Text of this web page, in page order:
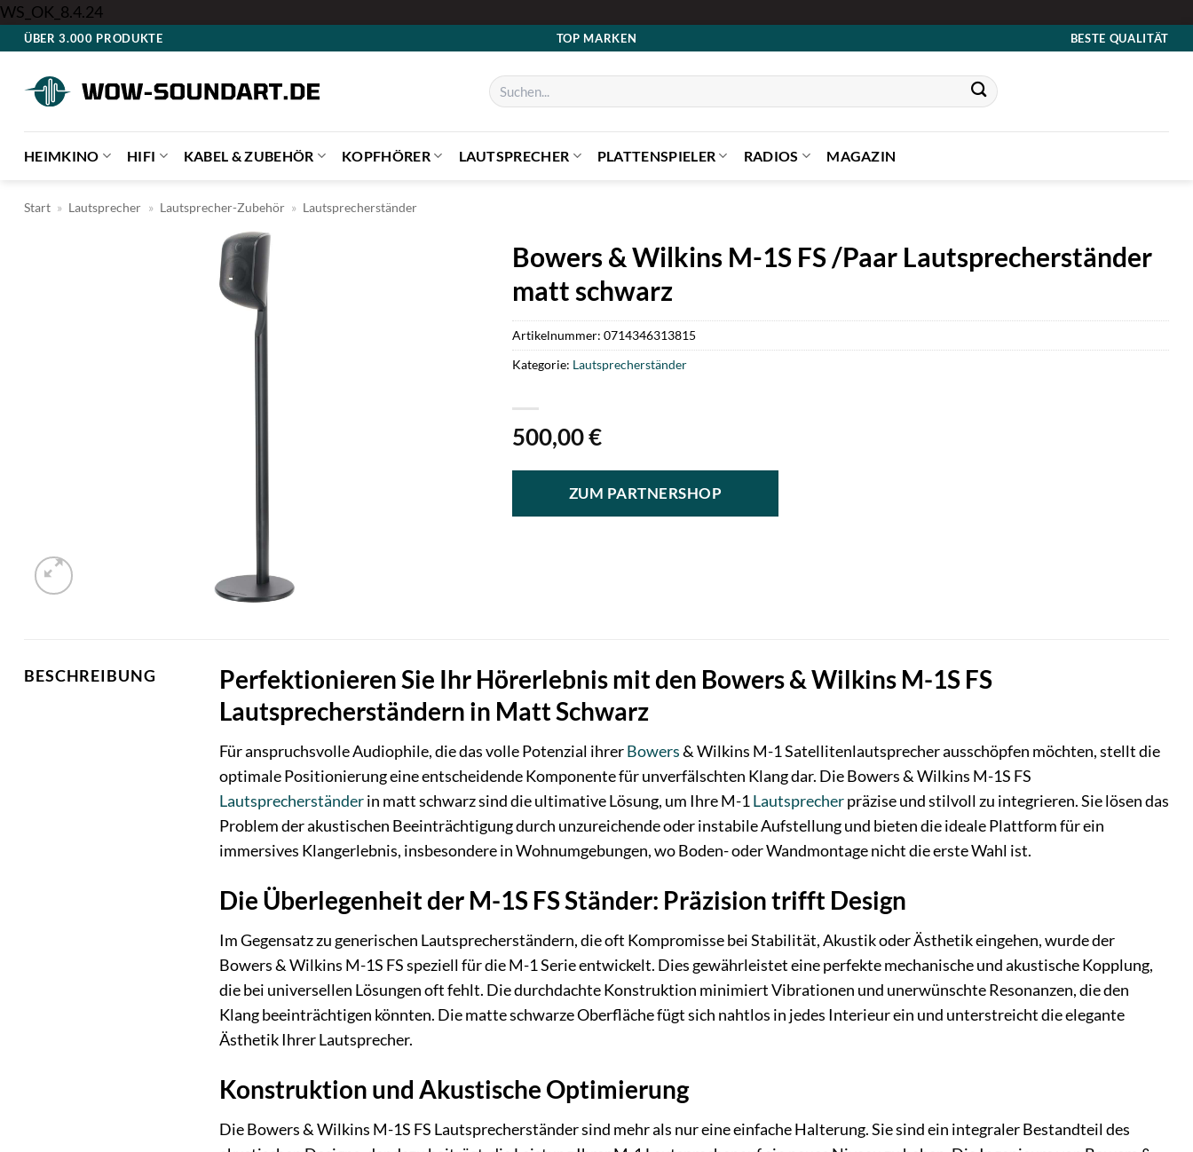
WS_OK_8.4.24Zum
Inhalt
ÜBER 3.000 PRODUKTE TOP MARKEN BESTE QUALITÄT
Suchen
nach:
HEIMKINO HIFI KABEL & ZUBEHÖR KOPFHÖRER LAUTSPRECHER PLATTENSPIELER RADIOS MAGAZIN
Start » Lautsprecher » Lautsprecher-Zubehör » Lautsprecherständer
Bowers & Wilkins M-1S FS /Paar Lautsprecherständer
matt schwarz
500,00€
ZUM PARTNERSHOP
Artikelnummer: 0714346313815
Kategorie: Lautsprecherständer
BESCHREIBUNG
Perfektionieren Sie Ihr Hörerlebnis mit den Bowers & Wilkins M-1S FS
Lautsprecherständern in Matt Schwarz
Für anspruchsvolle Audiophile, die das volle Potenzial ihrerBowers& Wilkins M-1 Satellitenlautsprecher ausschöpfen möchten, stellt die
optimale Positionierung eine entscheidende Komponente für unverfälschten Klang dar. Die Bowers & Wilkins M-1S FS
Lautsprecherständerin matt schwarz sind die ultimative Lösung, um Ihre M-1Lautsprecherpräzise und stilvoll zu integrieren. Sie lösen das
Problem der akustischen Beeinträchtigung durch unzureichende oder instabile Aufstellung und bieten die ideale Plattform für ein
immersives Klangerlebnis, insbesondere in Wohnumgebungen, wo Boden- oder Wandmontage nicht die erste Wahl ist.
Die Überlegenheit der M-1S FS Ständer: Präzision trifft Design
Im Gegensatz zu generischen Lautsprecherständern, die oft Kompromisse bei Stabilität, Akustik oder Ästhetik eingehen, wurde der
Bowers & Wilkins M-1S FS speziell für die M-1 Serie entwickelt. Dies gewährleistet eine perfekte mechanische und akustische Kopplung,
die bei universellen Lösungen oft fehlt. Die durchdachte Konstruktion minimiert Vibrationen und unerwünschte Resonanzen, die den
Klang beeinträchtigen könnten. Die matte schwarze Oberfläche fügt sich nahtlos in jedes Interieur ein und unterstreicht die elegante
Ästhetik Ihrer Lautsprecher.
Konstruktion und Akustische Optimierung
Die Bowers & Wilkins M-1S FS Lautsprecherständer sind mehr als nur eine einfache Halterung. Sie sind ein integraler Bestandteil des